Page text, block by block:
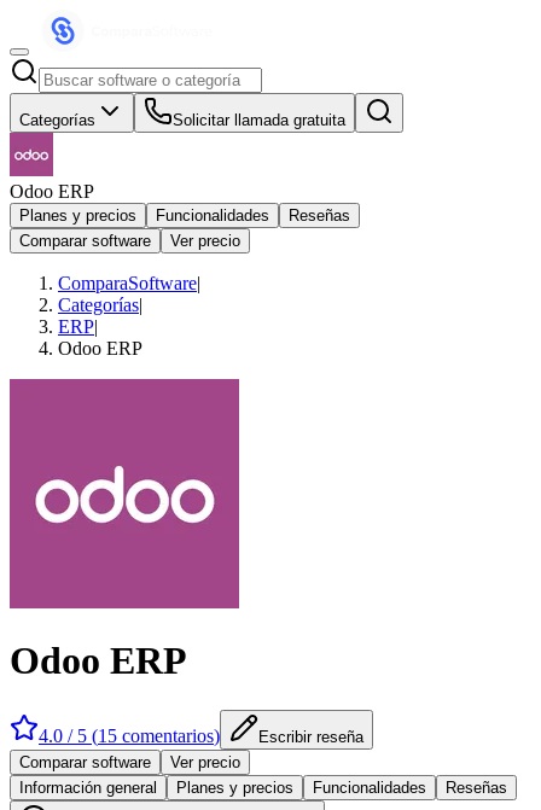
Categorías Solicitar llamada gratuita
Odoo ERP
Planes y precios Funcionalidades
Reseñas
Comparar software
Ver precio
ComparaSoftware|
Categorías|
ERP|
Odoo ERP
Odoo ERP
4.0 / 5 (15 comentarios)
Escribir reseña
Comparar software
Ver precio
Información general
Planes y precios Funcionalidades Reseñas